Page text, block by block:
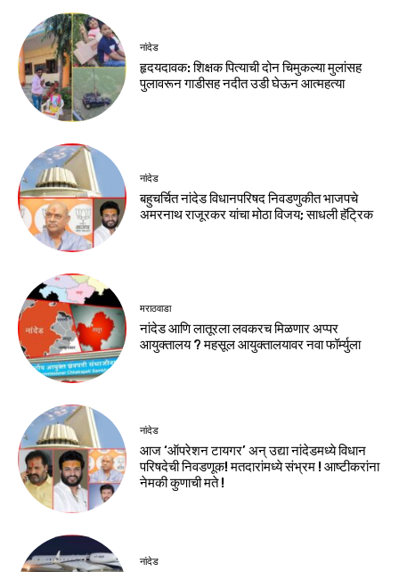
नांदेड
हृदयदावक: शिक्षक पित्याची दोन चिमुकल्या मुलांसह
पुलावरून गाडीसह नदीत उडी घेऊन आत्महत्या
नांदेड
बहुचर्चित नांदेड विधानपरिषद निवडणुकीत भाजपचे
अमरनाथ राजूरकर यांचा मोठा विजय; साधली हॅट्रिक
मराठवाडा
नांदेड आणि लातूरला लवकरच मिळणार अप्पर
आयुक्तालय ? महसूल आयुक्तालयावर नवा फॉर्म्युला
नांदेड
आज ‘ऑपरेशन टायगर’ अन् उद्या नांदेडमध्ये विधान
परिषदेची निवडणूक! मतदारांमध्ये संभ्रम ! आष्टीकरांना
नेमकी कुणाची मते !
नांदेड